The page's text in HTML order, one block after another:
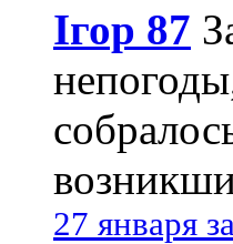
Ігор 87
27 января